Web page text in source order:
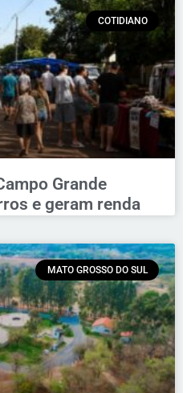
COTIDIANO
Grande
e geram renda
MATO GROSSO DO SUL